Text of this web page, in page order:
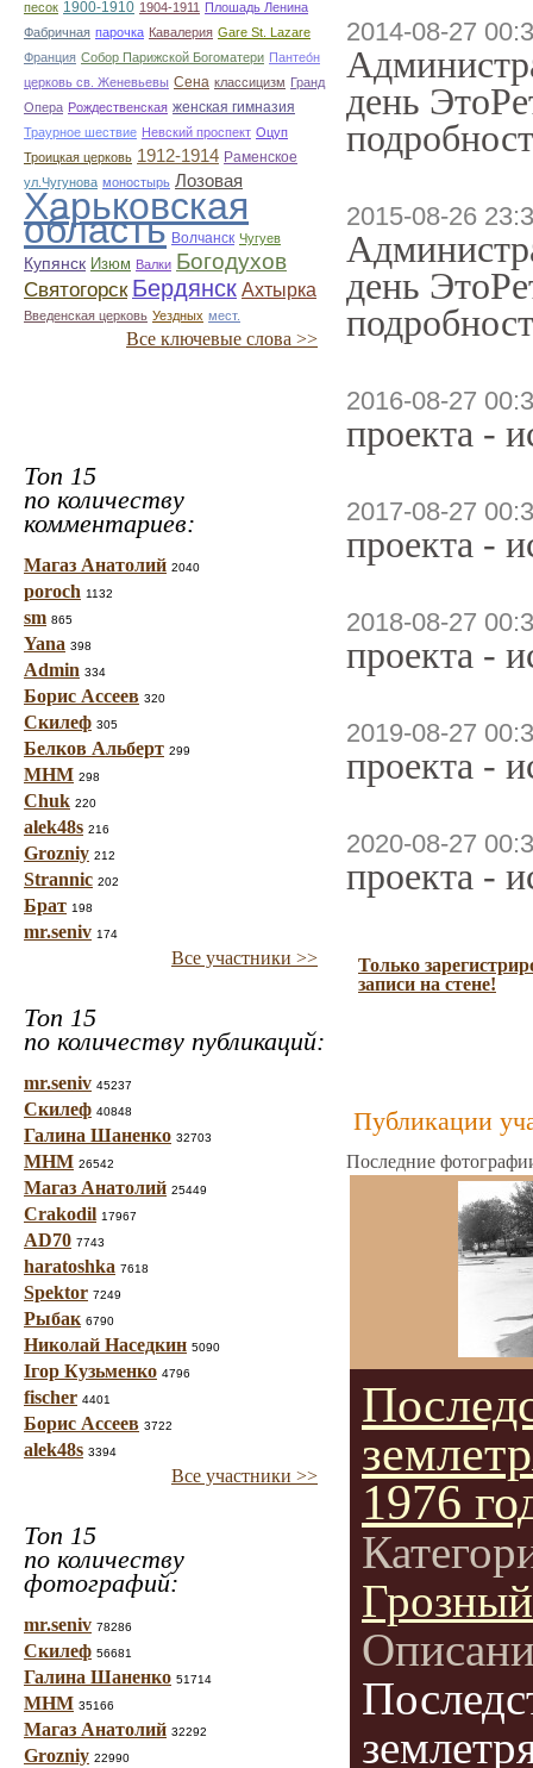
песок 1900-1910 1904-1911 Плошадь Ленина
Фабричная парочка Кавалерия Gare St. Lazare
Франция Собор Парижской Богоматери Пантео́н
церковь св. Женевьевы Сена классицизм Гранд
Опера Рождественская женская гимназия
Траурное шествие Невский проспект Оцуп
Троицкая церковь 1912-1914 Раменское
ул.Чугунова моностырь Лозовая
Харьковская
область Волчанск Чугуев
Купянск Изюм Валки Богодухов
Святогорск Бердянск Ахтырка
Введенская церковь Уездных мест.
Все ключевые слова >>
Топ 15
по количеству
комментариев:
Магаз Анатолий 2040
poroch 1132
sm 865
Yana 398
Admin 334
Борис Ассеев 320
Скилеф 305
Белков Альберт 299
МНМ 298
Chuk 220
alek48s 216
Grozniy 212
Strannic 202
Брат 198
mr.seniv 174
Все участники >>
Топ 15
по количеству публикаций:
mr.seniv 45237
Скилеф 40848
Галина Шаненко 32703
МНМ 26542
Магаз Анатолий 25449
Crakodil 17967
AD70 7743
haratoshka 7618
Spektor 7249
Рыбак 6790
Николай Наседкин 5090
Ігор Кузьменко 4796
fischer 4401
Борис Ассеев 3722
alek48s 3394
Все участники >>
Топ 15
по количеству
фотографий:
mr.seniv 78286
Скилеф 56681
Галина Шаненко 51714
МНМ 35166
Магаз Анатолий 32292
Grozniy 22990
2014-08-27
день
2015-08-26
день
2016-08-27
проекта -
2017-08-27
проекта -
2018-08-27
проекта -
2019-08-27
проекта -
2020-08-27
проекта -
Только
записи на стене!
Публикации
Последние
1976
Грозный